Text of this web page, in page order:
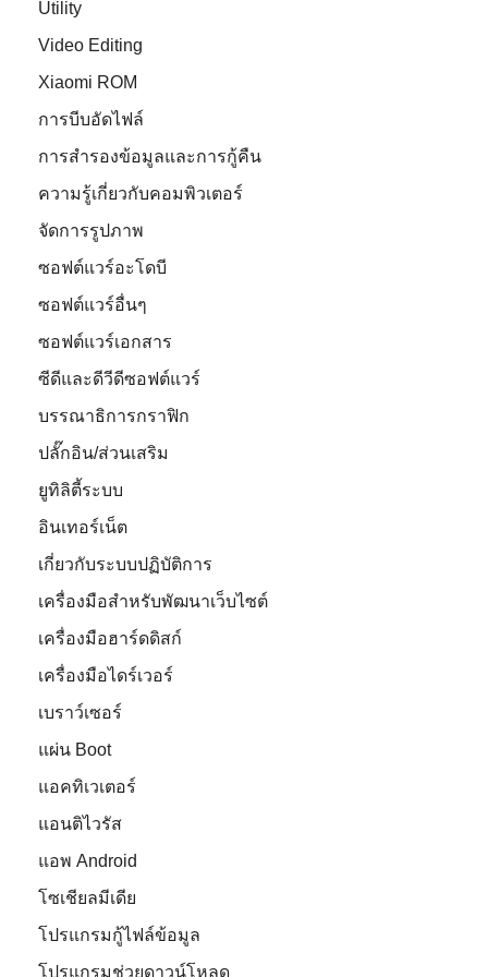
Utility
Video Editing
Xiaomi ROM
การบีบอัดไฟล์
การสำรองข้อมูลและการกู้คืน
ความรู้เกี่ยวกับคอมพิวเตอร์
จัดการรูปภาพ
ซอฟต์แวร์อะโดบี
ซอฟต์แวร์อื่นๆ
ซอฟต์แวร์เอกสาร
ซีดีและดีวีดีซอฟต์แวร์
บรรณาธิการกราฟิก
ปลั๊กอิน/ส่วนเสริม
ยูทิลิตี้ระบบ
อินเทอร์เน็ต
เกี่ยวกับระบบปฏิบัติการ
เครื่องมือสำหรับพัฒนาเว็บไซต์
เครื่องมือฮาร์ดดิสก์
เครื่องมือไดร์เวอร์
เบราว์เซอร์
แผ่น Boot
แอคทิเวเตอร์
แอนติไวรัส
แอพ Android
โซเชียลมีเดีย
โปรแกรมกู้ไฟล์ข้อมูล
โปรแกรมช่วยดาวน์โหลด